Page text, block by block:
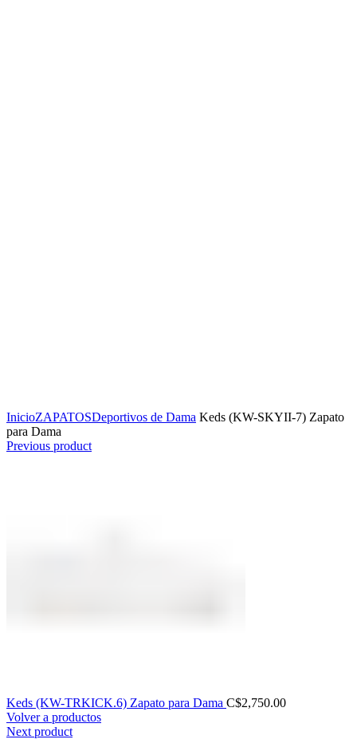
InicioZAPATOSDeportivos de Dama Keds (KW-SKYII-7) Zapato
para Dama
Previous product
Keds (KW-TRKICK.6) Zapato para Dama C$2,750.00
Volver a productos
Next product